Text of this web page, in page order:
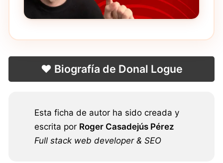
❤️ Biografía de Donal Logue
Esta ficha de autor ha sido creada y
escrita por Roger Casadejús Pérez
Full stack web developer & SEO